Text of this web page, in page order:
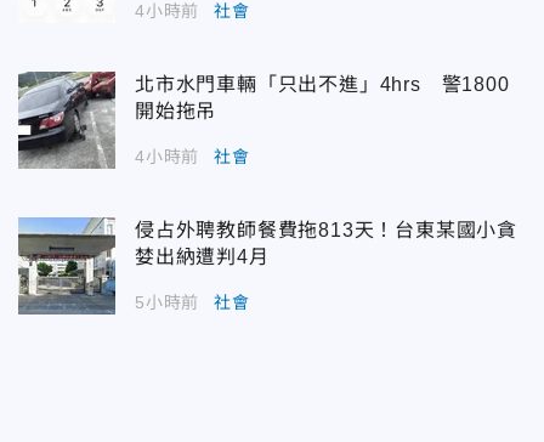
4小時前 社會
北市水門車輛「只出不進」4hrs 警1800
開始拖吊
4小時前 社會
侵占外聘教師餐費拖813天！台東某國小貪
婪出納遭判4月
5小時前 社會